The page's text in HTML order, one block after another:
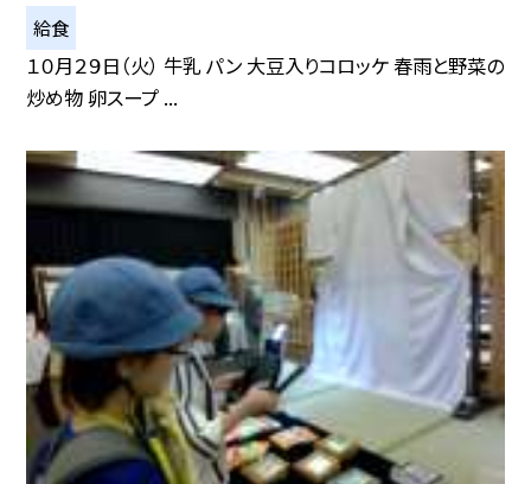
給食
１０月２９日（火） 牛乳 パン 大豆入りコロッケ 春雨と野菜の
炒め物 卵スープ ...